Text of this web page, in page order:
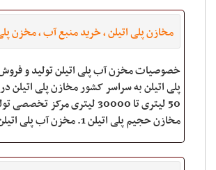
مخازن پلی اتیلن ، خرید منبع آب ، مخزن
خصوصیات مخزن آب پلی
پلی اتیلن به سراسر کشور
50 لیتری تا 30000 لیتری